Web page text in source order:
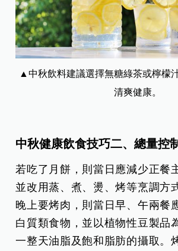
▲中秋飲料建議選擇無糖綠茶或檸檬
清爽健康。
中秋健康飲食技巧二、總量控
若吃了月餅，則當日應減少正餐
並改用蒸、煮、燙、烤等烹調方
晚上要烤肉，則當日早、午兩餐
白質類食物，並以植物性豆製品
一整天油脂及飽和脂肪的攝取。